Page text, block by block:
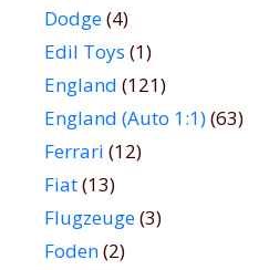
Dodge(4)
Edil Toys (1)
England (121)
England (Auto 1:1)(63)
Ferrari (12)
Fiat(13)
Flugzeuge(3)
Foden(2)